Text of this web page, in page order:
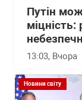
Путін
13:03, Вчора
Новини світу